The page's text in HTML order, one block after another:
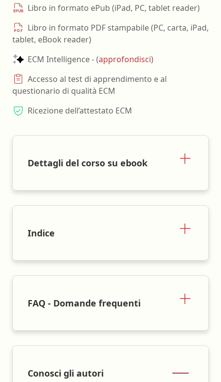
Libro in formato ePub (iPad, PC, tablet reader)
Libro in formato PDF stampabile (PC, carta, iPad,
tablet, eBook reader)
ECM Intelligence - (approfondisci)
Accesso al test di apprendimento e al
questionario di qualità ECM
Ricezione dell’attestato ECM
Dettagli del corso su ebook
Indice
FAQ - Domande frequenti
Conosci gli autori